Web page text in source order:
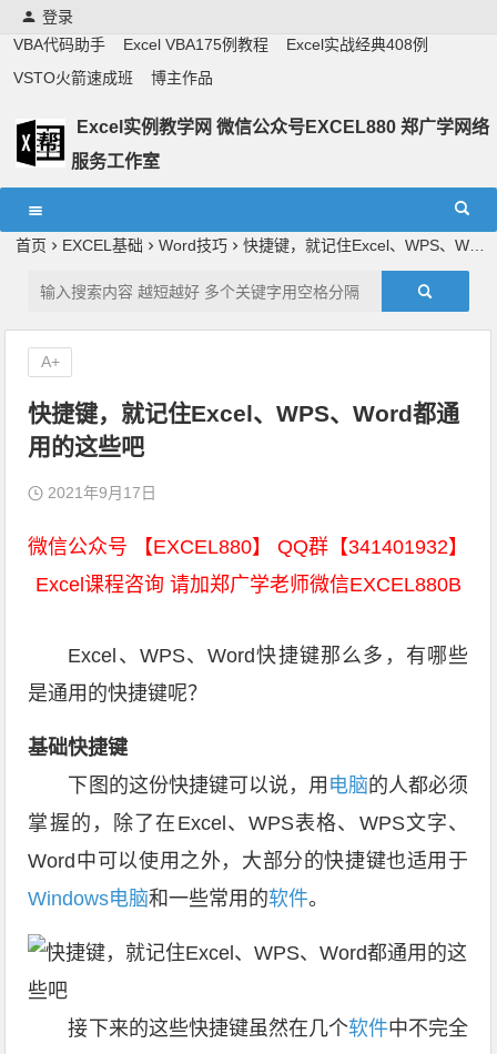
登录
VBA代码助手
Excel VBA175例教程
Excel实战经典408例
VSTO火箭速成班
博主作品
Excel实例教学网 微信公众号EXCEL880 郑广学网络
服务工作室
首页
EXCEL基础 Word技巧 快捷键，就记住Excel、WPS、Word都通用的这些吧
快捷键，就记住Excel、WPS、Word都通
用的这些吧
2021年9月17日
微信公众号 【EXCEL880】 QQ群【341401932】
Excel课程咨询 请加郑广学老师微信EXCEL880B
Excel、WPS、Word快捷键那么多，有哪些
是通用的快捷键呢？
基础快捷键
下图的这份快捷键可以说，用 电脑的人都必须
掌握的，除了在Excel、WPS表格、WPS文字、
Word中可以使用之外，大部分的快捷键也适用于
Windows电脑和一些常用的软件。
接下来的这些快捷键虽然在几个软件中不完全
A+